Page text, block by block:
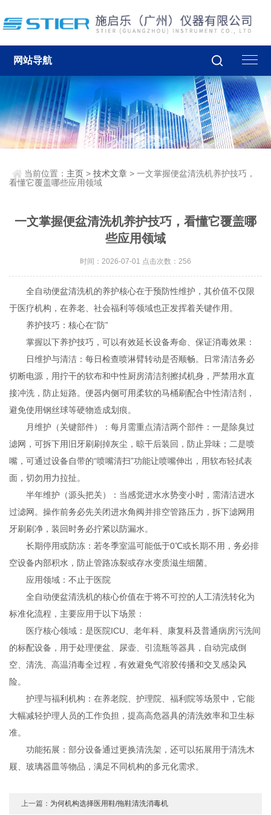
网站导航
当前位置： 主页 >技术文章 > 一文掌握便盆清洗机养护技巧，
看懂它覆盖哪些应用领域
一文掌握便盆清洗机养护技巧，看懂它覆盖哪
些应用领域
时间：2026-07-01 点击次数：256
全自动便盆清洗机的养护核心在于预防性维护，其价值不仅限
于医疗机构，在养老、社会福利等领域也正发挥着关键作用。
养护技巧：核心在“防”
掌握以下养护技巧，可以有效延长设备寿命、保证消毒效果：
日维护与清洁：每日检查喷淋臂转动是否顺畅。日常清洁务必
切断电源，用拧干的软布和中性厨房清洁剂擦拭机身，严禁用水直
接冲洗，防止短路。便器内侧可用柔软的马桶刷配合中性清洁剂，
避免使用钢丝球等硬物造成划痕。
月维护（关键部件）：每月需重点清洁两个部件：一是除臭过
滤网，可拆下用旧牙刷刷掉灰尘，晾干后装回，防止异味；二是喷
嘴，可通过设备自带的“喷嘴清扫”功能让喷嘴伸出，用软布轻拭表
面，切勿用力拉扯。
半年维护（源头把关）：当感觉进水水势变小时，需清洁进水
过滤网。操作前务必先关闭进水角阀并排空管路压力，拆下滤网用
牙刷刷净，装回时务必拧紧以防漏水。
长期停用或防冻：若冬季室温可能低于0℃或长期不用，务必排
空设备内部积水，防止管路冻裂或存水变质滋生细菌。
应用领域：不止于医院
全自动便盆清洗机的核心价值在于将不可控的人工清洗转化为
标准化流程，主要应用于以下场景：
医疗核心领域：是医院ICU、老年科、康复科及普通病房污洗间
的标配设备，用于处理便盆、尿壶、引流瓶等器具，自动完成倒
空、清洗、高温消毒全过程，有效避免气溶胶传播和交叉感染风
险。
护理与福利机构：在养老院、护理院、福利院等场景中，它能
大幅减轻护理人员的工作负担，提高高危器具的清洗效率和卫生标
准。
功能拓展：部分设备通过更换清洗架，还可以拓展用于清洗木
屐、玻璃器皿等物品，满足不同机构的多元化需求。
上一篇： 为何机构选择医用鞋/拖鞋清洗消毒机